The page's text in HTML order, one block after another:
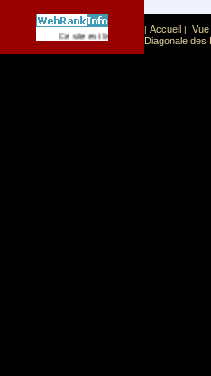
Ce site est list� dans la cat�gorie
| Accueil | Vue
Diagonale des